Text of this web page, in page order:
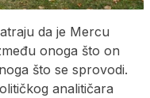
da je Mercu
onoga što on
što se sprovodi.
analitičara